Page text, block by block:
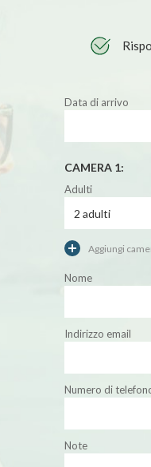
Data di arrivo
CAMERA 1:
Adulti
Aggiungi
Nome
Indirizzo email
Numero di
Note